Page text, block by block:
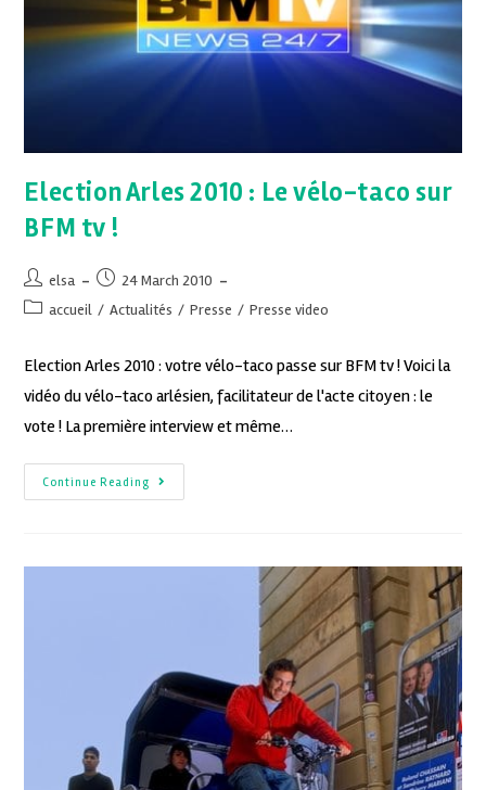
Election Arles 2010 : Le vélo-taco sur
BFM tv !
elsa
24 March 2010
accueil / Actualités / Presse / Presse video
Election Arles 2010 : votre vélo-taco passe sur BFM tv ! Voici la
vidéo du vélo-taco arlésien, facilitateur de l'acte citoyen : le
vote ! La première interview et même…
Continue Reading